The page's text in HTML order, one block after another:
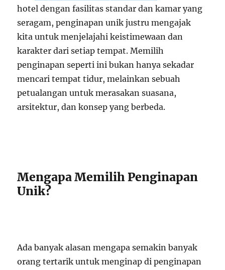
hotel dengan fasilitas standar dan kamar yang
seragam, penginapan unik justru mengajak
kita untuk menjelajahi keistimewaan dan
karakter dari setiap tempat. Memilih
penginapan seperti ini bukan hanya sekadar
mencari tempat tidur, melainkan sebuah
petualangan untuk merasakan suasana,
arsitektur, dan konsep yang berbeda.
Mengapa Memilih Penginapan
Unik?
Ada banyak alasan mengapa semakin banyak
orang tertarik untuk menginap di penginapan